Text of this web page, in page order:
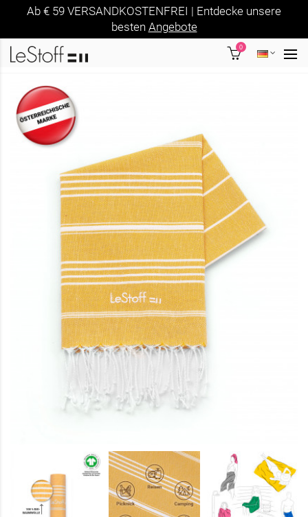
Ab € 59 VERSANDKOSTENFREI | Entdecke unsere
besten Angebote
0